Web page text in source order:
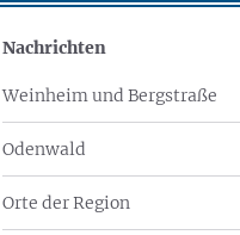
Nachrichten
Weinheim und Bergstraße
Odenwald
Orte der Region